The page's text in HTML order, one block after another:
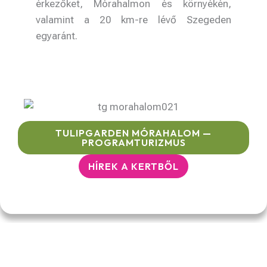
érkezőket, Mórahalmon és környékén,
valamint a 20 km-re lévő Szegeden
egyaránt.
TULIPGARDEN MÓRAHALOM —
PROGRAMTURIZMUS
HÍREK A KERTBŐL